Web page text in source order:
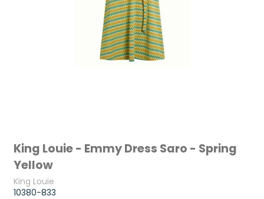
King Louie - Emmy Dress Saro - Spring
Yellow
King Louie
10380-833